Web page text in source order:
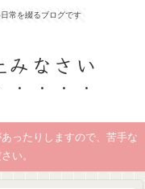
常を綴るブログです
みなさい
ったりしますので、苦手な
い。